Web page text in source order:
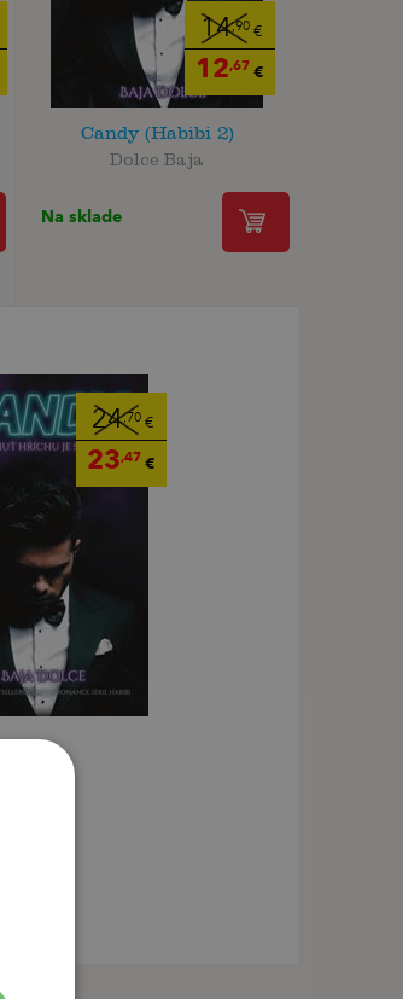
14,90€
12,67 €
Candy (Habibi 2)
Dolce Baja
Na sklade
24,70€
23,47 €